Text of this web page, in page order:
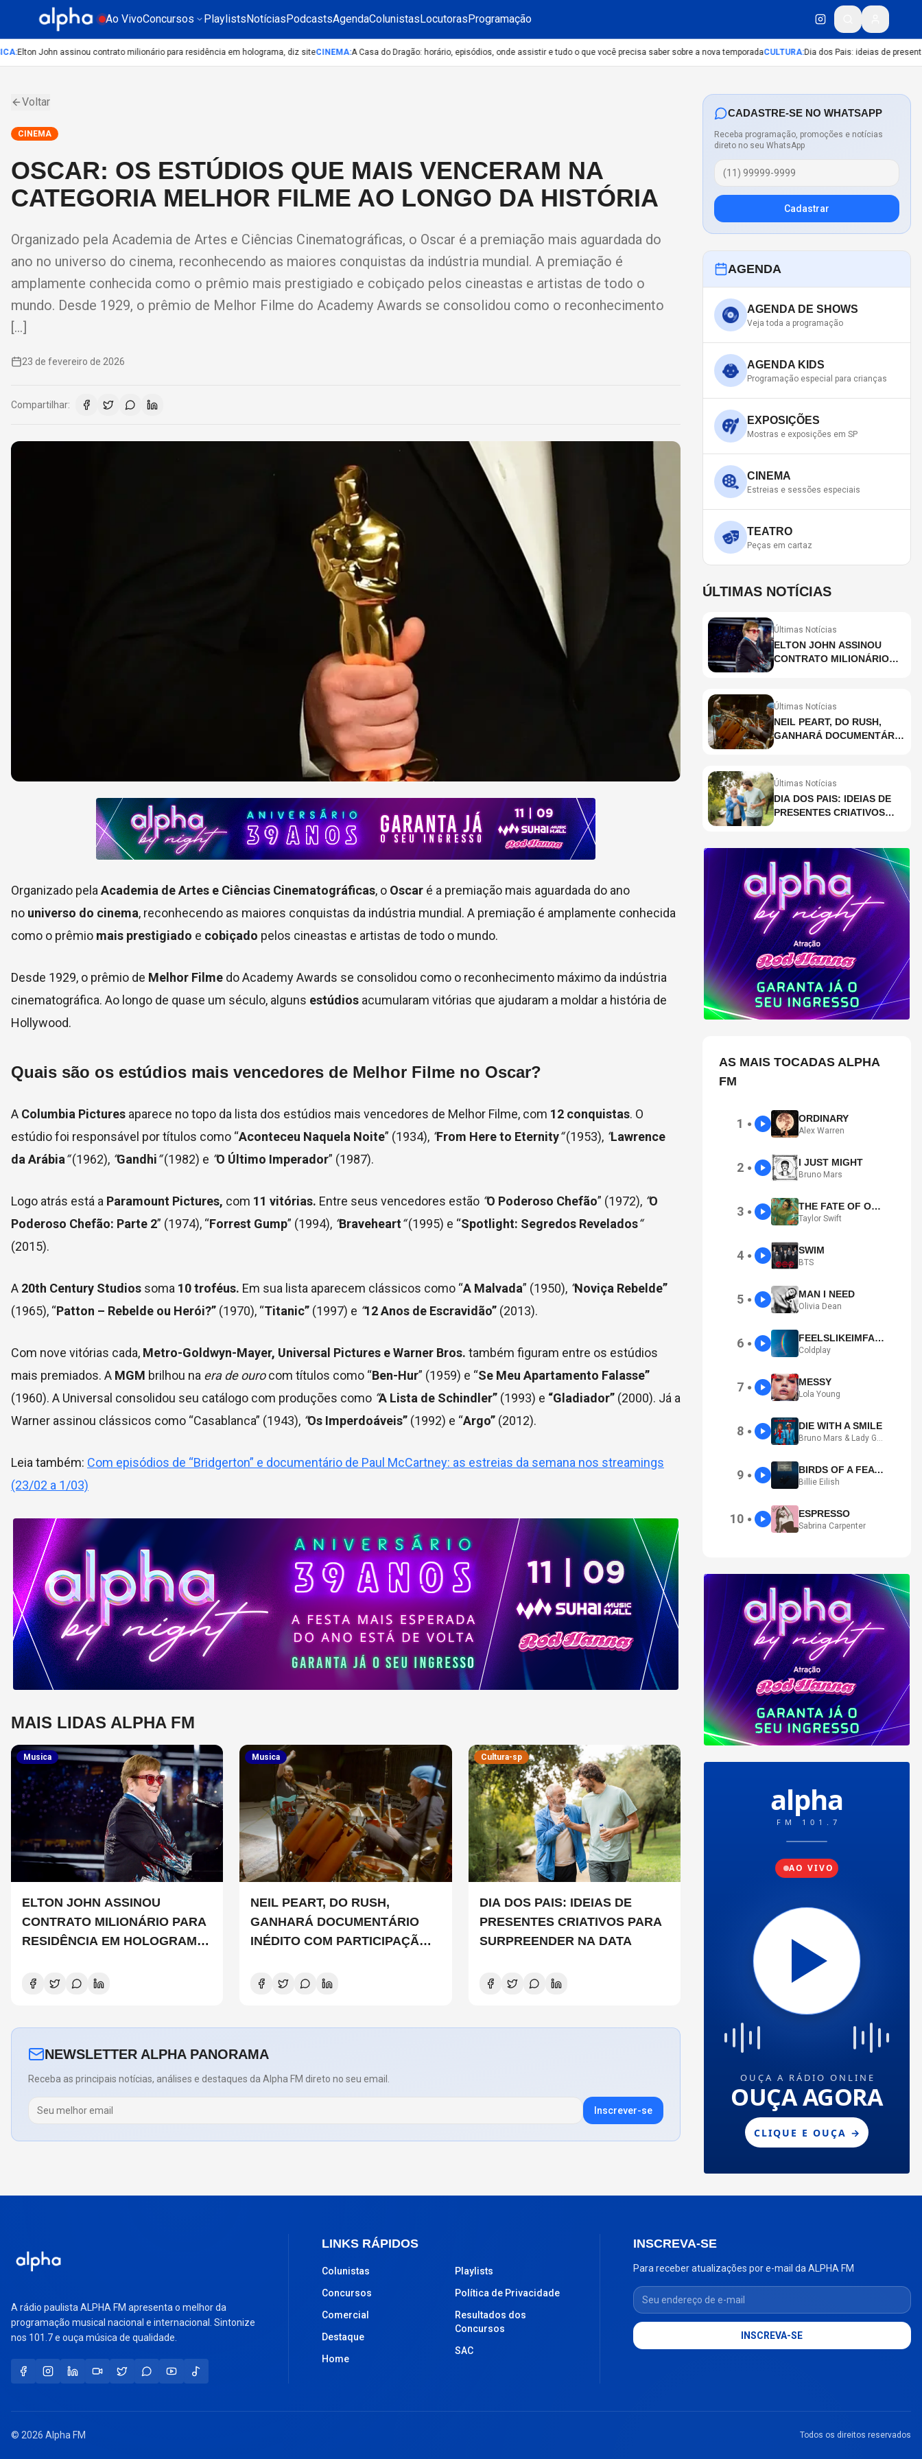
Ao VivoConcursos PlaylistsNotíciasPodcastsAgendaColunistasLocutorasProgramação
:Elton John assinou contrato milionário para residência em holograma, diz siteCINEMA:A Casa do Dragão: horário, episódios, onde assistir e tudo o que você precisa saber sobre a nova temporadaCULTURA:Dia dos Pais: ideias de
Voltar
CINEMA
OSCAR: OS ESTÚDIOS QUE MAIS VENCERAM NA
CATEGORIA MELHOR FILME AO LONGO DA HISTÓRIA
Organizado pela Academia de Artes e Ciências Cinematográficas, o Oscar é a premiação mais aguardada do
ano no universo do cinema, reconhecendo as maiores conquistas da indústria mundial. A premiação é
amplamente conhecida como o prêmio mais prestigiado e cobiçado pelos cineastas e artistas de todo o
mundo. Desde 1929, o prêmio de Melhor Filme do Academy Awards se consolidou como o reconhecimento
[…]
23 de fevereiro de 2026
Compartilhar:
Organizado pelaAcademia de Artes e Ciências Cinematográficas, o Oscar é a premiação mais aguardada do ano
no universo do cinema, reconhecendo as maiores conquistas da indústria mundial. A premiação é amplamente conhecida
como o prêmio mais prestigiado e cobiçado pelos cineastas e artistas de todo o mundo.
Desde 1929, o prêmio de Melhor Filme doAcademy Awards se consolidou como o reconhecimento máximo da indústria
cinematográfica. Ao longo de quase um século, alguns estúdios acumularam vitórias que ajudaram a moldar a história de
Hollywood.
Quais são os estúdios mais vencedores de Melhor Filme no Oscar?
A Columbia Pictures aparece no topo da lista dos estúdios mais vencedores de Melhor Filme, com 12 conquistas. O
estúdio foi responsável por títulos como “Aconteceu Naquela Noite” (1934), “From Here to Eternity“(1953), “Lawrence
da Arábia“(1962), “Gandhi“(1982) e “O Último Imperador” (1987).
Logo atrás está a Paramount Pictures, com 11 vitórias. Entre seus vencedores estão “O Poderoso Chefão” (1972), “O
Poderoso Chefão: Parte 2” (1974), “Forrest Gump” (1994), “Braveheart“(1995) e “Spotlight: Segredos Revelados“
(2015).
A 20th Century Studios soma 10 troféus. Em sua lista aparecem clássicos como “A Malvada” (1950), “Noviça Rebelde”
(1965), “Patton – Rebelde ou Herói?” (1970), “Titanic” (1997) e “12 Anos de Escravidão” (2013).
Com nove vitórias cada, Metro-Goldwyn-Mayer, Universal Pictures eWarner Bros. também figuram entre os estúdios
mais premiados. A MGM brilhou na era de ourocom títulos como “Ben-Hur” (1959) e “Se Meu Apartamento Falasse”
(1960). A Universal consolidou seu catálogo com produções como “A Lista de Schindler” (1993) e “Gladiador” (2000). Já a
Warner assinou clássicos como “Casablanca” (1943), “Os Imperdoáveis” (1992) e “Argo” (2012).
Leia também: Com episódios de “Bridgerton” e documentário de Paul McCartney: as estreias da semana nos streamings
(23/02 a 1/03)
MAIS LIDAS ALPHA FM
Musica
ELTON JOHN ASSINOU
CONTRATO MILIONÁRIO PARA
RESIDÊNCIA EM HOLOGRAMA,
Musica
NEIL PEART, DO RUSH,
GANHARÁ DOCUMENTÁRIO
INÉDITO COM PARTICIPAÇÃO
COPELAND E DANNY CAREY
Cultura-sp
DIA DOS PAIS: IDEIAS DE
PRESENTES CRIATIVOS PARA
SURPREENDER NA DATA
NEWSLETTER ALPHA PANORAMA
Receba as principais notícias, análises e destaques da Alpha FM direto no seu email.
Inscrever-se
CADASTRE-SE NO WHATSAPP
Receba programação, promoções e notícias
direto no seu WhatsApp
Cadastrar
AGENDA
AGENDA DE SHOWS
Veja toda a programação
AGENDA KIDS
Programação especial para crianças
EXPOSIÇÕES
Mostras e exposições em SP
CINEMA
Estreias e sessões especiais
TEATRO
Peças em cartaz
ÚLTIMAS NOTÍCIAS
Últimas Notícias
ELTON JOHN ASSINOU
CONTRATO MILIONÁRIO
Últimas Notícias
NEIL PEART, DO RUSH,
GANHARÁ DOCUMENTÁRIO
SMITH, STEWART
CAREY
Últimas Notícias
DIA DOS PAIS: IDEIAS DE
PRESENTES CRIATIVOS
AS MAIS TOCADAS ALPHA
FM
1 ● ORDINARY
Alex Warren
2 ● I JUST MIGHT
Bruno Mars
3 ● THE FATE OF OPHELIA
Taylor Swift
4 ● SWIM
BTS
5 ● MAN I NEED
Olivia Dean
6 ● FEELSLIKEIMFALLINGINLOVE
Coldplay
7 ● MESSY
Lola Young
8 ● DIE WITH A SMILE
Bruno Mars & Lady Gaga
9 ● BIRDS OF A FEATHER
Billie Eilish
10 ● ESPRESSO
Sabrina Carpenter
A rádio paulista ALPHA FM apresenta o melhor da
programação musical nacional e internacional. Sintonize
nos 101.7 e ouça música de qualidade.
LINKS RÁPIDOS
Colunistas
Concursos
Comercial
Destaque
Home
Playlists
Política de Privacidade
Resultados dos
Concursos
SAC
INSCREVA-SE
Para receber atualizações por e-mail da ALPHA FM
Seu endereço de e-mail
INSCREVA-SE
© 2026 Alpha FM Todos os direitos reservados